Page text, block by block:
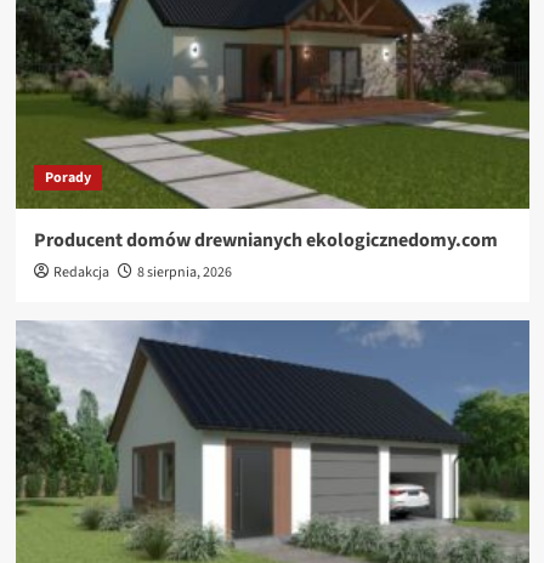
Porady
Producent domów drewnianych ekologicznedomy.com
Redakcja 8 sierpnia, 2026